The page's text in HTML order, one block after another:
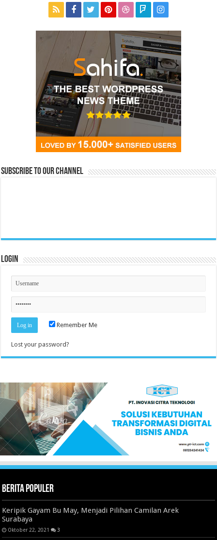
Subscribe to our Channel
Login
Remember Me
Lost your password?
Berita Populer
Keripik Gayam Bu May, Menjadi Pilihan Camilan Arek
Surabaya
Oktober 22, 2021 3